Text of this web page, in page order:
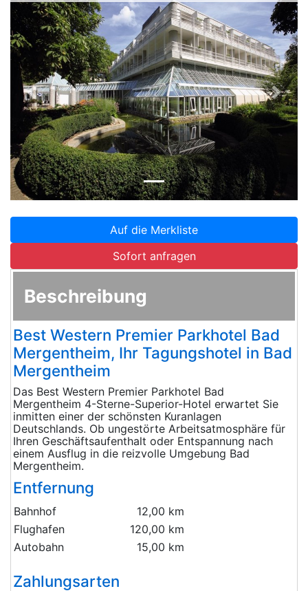
Zurück
Auf die Merkliste
Sofort anfragen
Beschreibung
Best Western Premier Parkhotel Bad
Mergentheim, Ihr Tagungshotel in Bad
Mergentheim
Das Best Western Premier Parkhotel Bad
Mergentheim 4-Sterne-Superior-Hotel erwartet Sie
inmitten einer der schönsten Kuranlagen
Deutschlands. Ob ungestörte Arbeitsatmosphäre für
Ihren Geschäftsaufenthalt oder Entspannung nach
einem Ausflug in die reizvolle Umgebung Bad
Mergentheim.
Entfernung
Bahnhof
12,00 km
Flughafen
120,00 km
Autobahn
15,00 km
Zahlungsarten